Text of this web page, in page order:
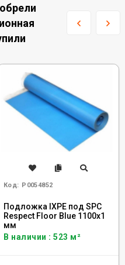
Код: Р0054852
Подложка IXPE под SPC
Respect Floor Blue 1100х1
мм
В наличии : 523 м²